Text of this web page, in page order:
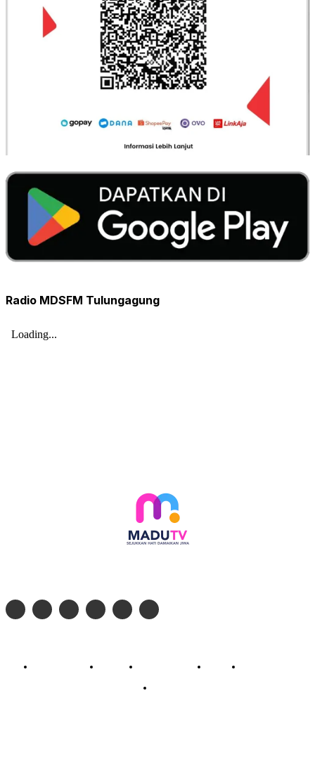
Radio MDSFM Tulungagung
Profil Madu TV Redaksi Pedoman Siber Kontak